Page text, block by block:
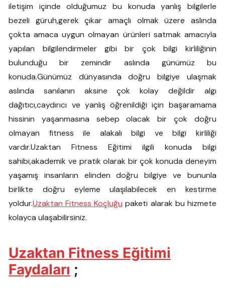
iletişim içinde olduğumuz bu konuda yanlış bilgilerle
bezeli güruh,gerek çıkar amaçlı olmak üzere aslında
çokta amaca uygun olmayan ürünleri satmak amacıyla
yapılan bilgilendirmeler gibi bir çok bilgi kirliliğinin
bulunduğu bir zemindir aslında günümüz bu
konuda.Günümüz dünyasında doğru bilgiye ulaşmak
aslında sanılanın aksine çok kolay değildir algı
dağıtıcı,caydırıcı ve yanlış öğrenildiği için başaramama
hissinin yaşanmasına sebep olacak bir çok doğru
olmayan fitness ile alakalı bilgi ve bilgi kirliliği
vardır.Uzaktan Fitness Eğitimi ilgili konuda bilgi
sahibi,akademik ve pratik olarak bir çok konuda deneyim
yaşamış insanların elinden doğru bilgiye ve bununla
birlikte doğru eyleme ulaşılabilecek en kestirme
yoldur.Uzaktan Fitness Koçluğu paketi alarak bu hizmete
kolayca ulaşabilirsiniz.
Uzaktan Fitness Eğitimi
Faydaları ;